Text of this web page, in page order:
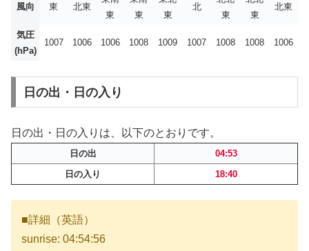
風向 東 北東
東
東
東
北
東
東
北東
気圧
(hPa)
1007 1006 1006 1008 1009 1007 1008 1008 1006
日の出・日の入り
日の出・日の入りは、以下のとおりです。
日の出
04:53
日の入り
18:40
■詳細（英語）
sunrise: 04:54:56